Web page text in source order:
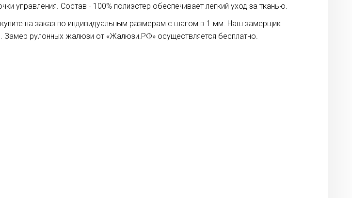
управления. Состав - 100% полиэстер обеспечивает легкий уход за тканью.
на заказ по индивидуальным размерам с шагом в 1 мм. Наш замерщик
рулонных жалюзи от «Жалюзи.РФ» осуществляется бесплатно.